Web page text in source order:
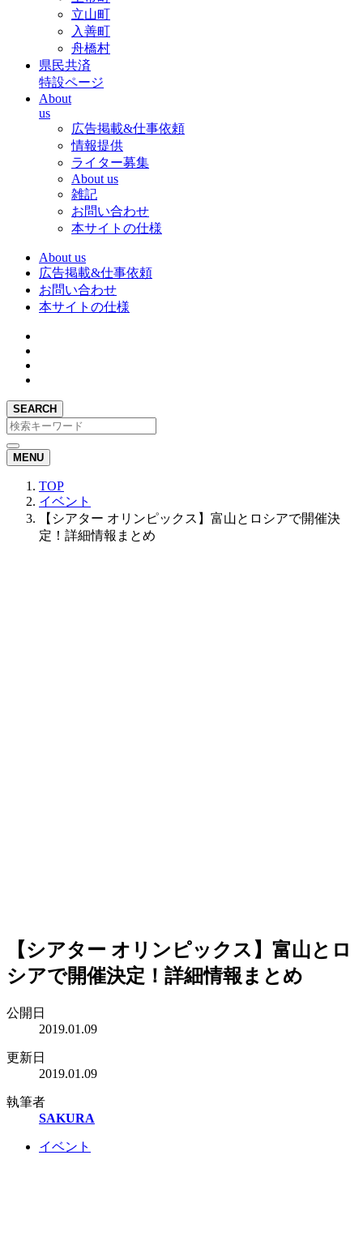
立山町
入善町
舟橋村
県民共済
特設ページ
About
us
広告掲載&仕事依頼
情報提供
ライター募集
About us
雑記
お問い合わせ
本サイトの仕様
About us
広告掲載&仕事依頼
お問い合わせ
本サイトの仕様
SEARCH
MENU
TOP
イベント
【シアター オリンピックス】富山とロシアで開催決
定！詳細情報まとめ
【シアター オリンピックス】富山とロ
シアで開催決定！詳細情報まとめ
公開日
2019.01.09
更新日
2019.01.09
執筆者
SAKURA
イベント